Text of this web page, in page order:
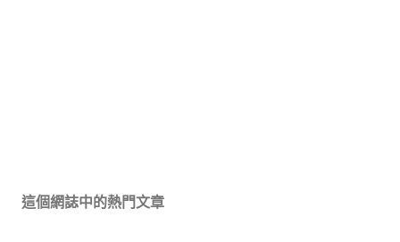
這個網誌中的熱門文章